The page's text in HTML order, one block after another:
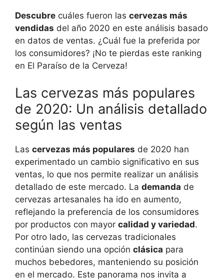
Descubre cuáles fueron las cervezas más
vendidas del año 2020 en este análisis basado
en datos de ventas. ¿Cuál fue la preferida por
los consumidores? ¡No te pierdas este ranking
en El Paraíso de la Cerveza!
Las cervezas más populares
de 2020: Un análisis detallado
según las ventas
Las cervezas más populares de 2020 han
experimentado un cambio significativo en sus
ventas, lo que nos permite realizar un análisis
detallado de este mercado. La demanda de
cervezas artesanales ha ido en aumento,
reflejando la preferencia de los consumidores
por productos con mayor calidad y variedad.
Por otro lado, las cervezas tradicionales
continúan siendo una opción clásica para
muchos bebedores, manteniendo su posición
en el mercado. Este panorama nos invita a